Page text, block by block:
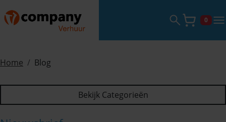
Zoekveld0
Home Blog
Bekijk Categorieën